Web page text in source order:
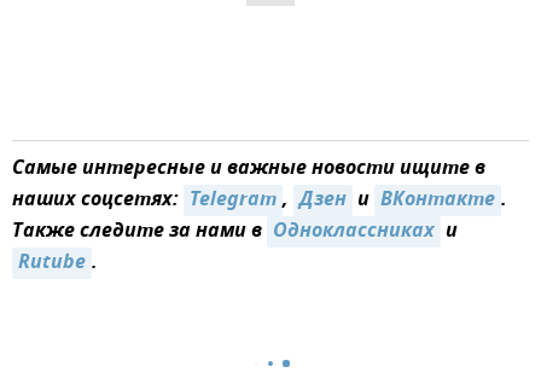
Самые интересные и важные новости ищите в
наших соцсетях: Telegram, Дзен и ВКонтакте.
Также следите за нами в Одноклассниках и
Rutube.